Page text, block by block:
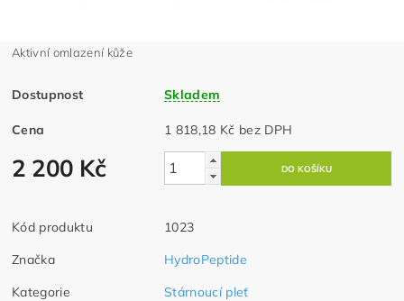
Aktivní omlazení kůže
Dostupnost Skladem
Cena 1 818,18 Kč bez DPH
2 200 Kč
Kód produktu
1023
Značka
HydroPeptide
Kategorie
Stárnoucí pleť